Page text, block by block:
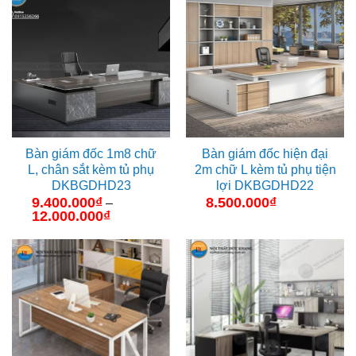
10.000.000₫
đến
11.500.000₫
Bàn giám đốc 1m8 chữ
L, chân sắt kèm tủ phụ
DKBGDHD23
9.400.000₫ –
12.000.000₫Khoảng
từ
9.400.000₫
12.000.000₫
Bàn giám đốc hiện đại
2m chữ L kèm tủ phụ tiện
lợi DKBGDHD22
8.500.000₫